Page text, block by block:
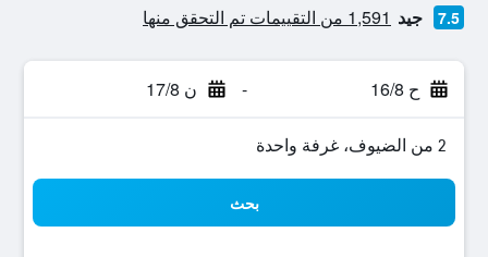
7.5 جيد 1,591 من التقييمات تم التحقق منها
ح 16/8 - ن 17/8
2 من الضيوف، غرفة واحدة
بحث